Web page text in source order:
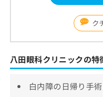
ク
八田眼科クリニックの特
白内障の日帰り手